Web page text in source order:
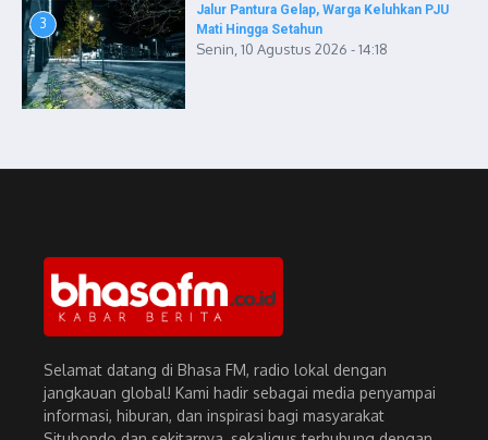
3
Jalur Pantura Gelap, Warga Keluhkan PJU
Mati Hingga Setahun
Senin, 10 Agustus 2026 - 14:18
Selamat datang di Bhasa FM, radio lokal dengan
jangkauan global! Kami hadir sebagai media penyampai
informasi, hiburan, dan inspirasi bagi masyarakat